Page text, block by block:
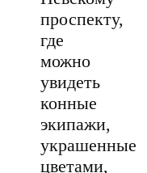
проспекту,
где
можно
увидеть
конные
экипажи,
украшенные
цветами,